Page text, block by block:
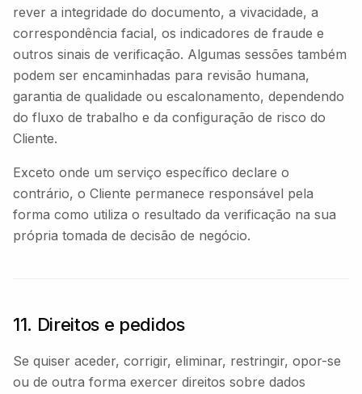
rever a integridade do documento, a vivacidade, a
correspondência facial, os indicadores de fraude e
outros sinais de verificação. Algumas sessões também
podem ser encaminhadas para revisão humana,
garantia de qualidade ou escalonamento, dependendo
do fluxo de trabalho e da configuração de risco do
Cliente.
Exceto onde um serviço específico declare o
contrário, o Cliente permanece responsável pela
forma como utiliza o resultado da verificação na sua
própria tomada de decisão de negócio.
11. Direitos e pedidos
Se quiser aceder, corrigir, eliminar, restringir, opor-se
ou de outra forma exercer direitos sobre dados